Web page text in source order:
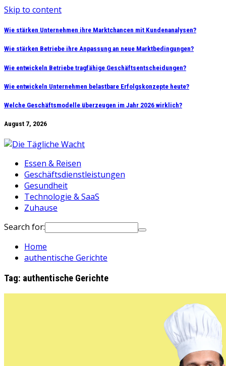
Skip to content
Wie stärken Unternehmen ihre Marktchancen mit Kundenanalysen?
Wie stärken Betriebe ihre Anpassung an neue Marktbedingungen?
Wie entwickeln Betriebe tragfähige Geschäftsentscheidungen?
Wie entwickeln Unternehmen belastbare Erfolgskonzepte heute?
Welche Geschäftsmodelle überzeugen im Jahr 2026 wirklich?
August 7, 2026
Essen & Reisen
Geschäftsdienstleistungen
Gesundheit
Technologie & SaaS
Zuhause
Search for:
Home
authentische Gerichte
Tag: authentische Gerichte